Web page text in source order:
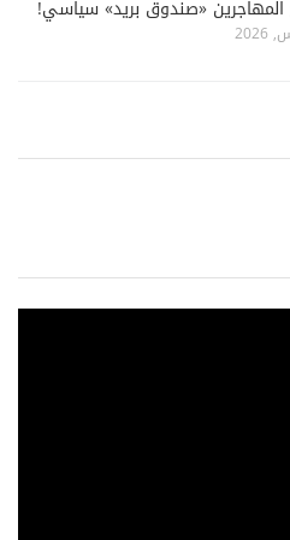
المهاجرين «صندوق بريد» سياسي!